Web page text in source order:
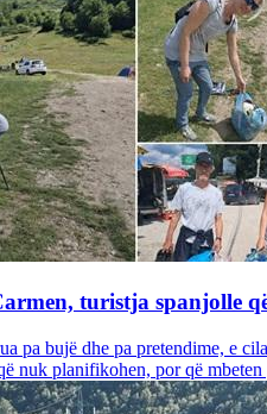
turistja spanjolle
pa bujë dhe pa pretendime, e
nuk planifikohen, por që mbeten